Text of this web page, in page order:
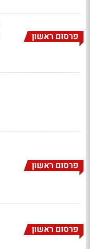
פרסום ראשון
פרסום ראשון
פרסום ראשון